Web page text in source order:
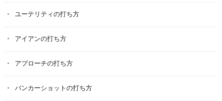
ユーテリティの打ち方
アイアンの打ち方
アプローチの打ち方
バンカーショットの打ち方